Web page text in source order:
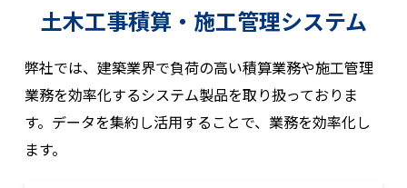
土木工事積算・施工管理システム
弊社では、建築業界で負荷の高い積算業務や施工管理
業務を効率化するシステム製品を取り扱っておりま
す。 データを集約し活用することで、業務を効率化し
ます。